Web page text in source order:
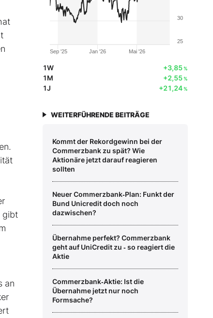
gibt
an
Jan '26
Sep '25 Mai '26
25
30
1W +3,85%
1M +2,55%
1J +21,24%
WEITERFÜHRENDE BEITRÄGE
Kommt der Rekordgewinn bei der
Commerzbank zu spät? Wie
Aktionäre jetzt darauf reagieren
sollten
Neuer Commerzbank‑Plan: Funkt der
Bund Unicredit doch noch
dazwischen?
Übernahme perfekt? Commerzbank
geht auf UniCredit zu ‑ so reagiert die
Aktie
Commerzbank‑Aktie: Ist die
Übernahme jetzt nur noch
Formsache?